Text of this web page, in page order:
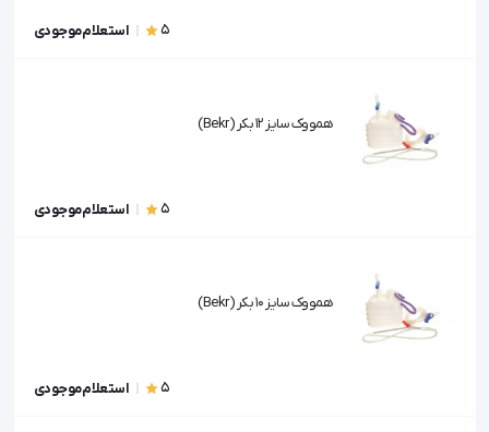
5 استعلام موجودی
همووک سایز 12 بکر (Bekr)
5 استعلام موجودی
همووک سایز 10 بکر (Bekr)
5 استعلام موجودی